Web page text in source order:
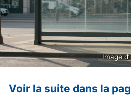
Image
Voir la suite dans la